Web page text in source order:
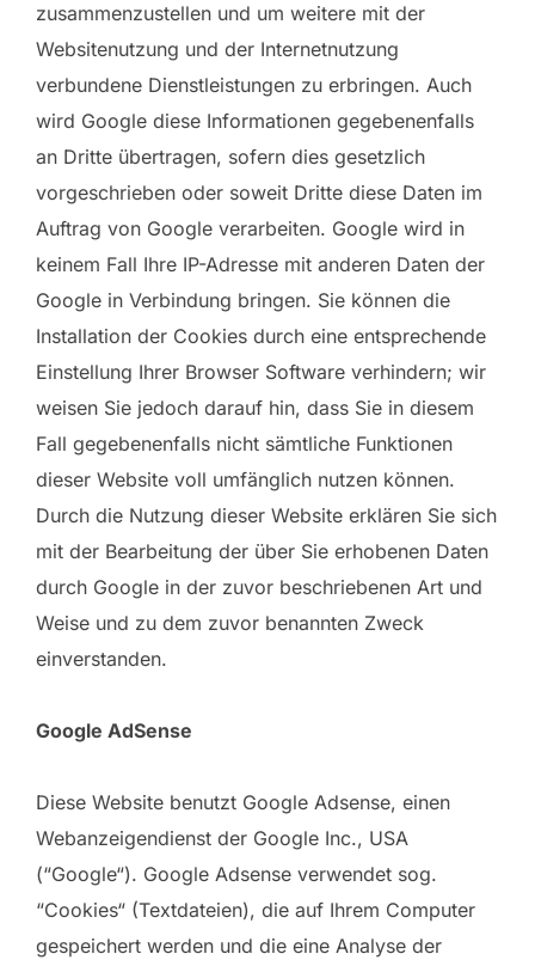
zusammenzustellen und um weitere mit der
Websitenutzung und der Internetnutzung
verbundene Dienstleistungen zu erbringen. Auch
wird Google diese Informationen gegebenenfalls
an Dritte übertragen, sofern dies gesetzlich
vorgeschrieben oder soweit Dritte diese Daten im
Auftrag von Google verarbeiten. Google wird in
keinem Fall Ihre IP-Adresse mit anderen Daten der
Google in Verbindung bringen. Sie können die
Installation der Cookies durch eine entsprechende
Einstellung Ihrer Browser Software verhindern; wir
weisen Sie jedoch darauf hin, dass Sie in diesem
Fall gegebenenfalls nicht sämtliche Funktionen
dieser Website voll umfänglich nutzen können.
Durch die Nutzung dieser Website erklären Sie sich
mit der Bearbeitung der über Sie erhobenen Daten
durch Google in der zuvor beschriebenen Art und
Weise und zu dem zuvor benannten Zweck
einverstanden.
Google AdSense
Diese Website benutzt Google Adsense, einen
Webanzeigendienst der Google Inc., USA
(“Google“). Google Adsense verwendet sog.
“Cookies“ (Textdateien), die auf Ihrem Computer
gespeichert werden und die eine Analyse der